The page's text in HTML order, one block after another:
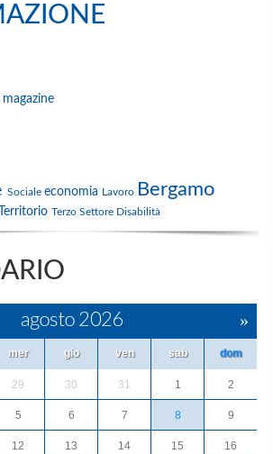
Sociale economia Lavoro Bergamo
Territorio Terzo Settore Disabilità
agosto 2026 »
mer gio ven sab dom
29 30 31 1 2
5 6 7 8 9
12 13 14 15 16